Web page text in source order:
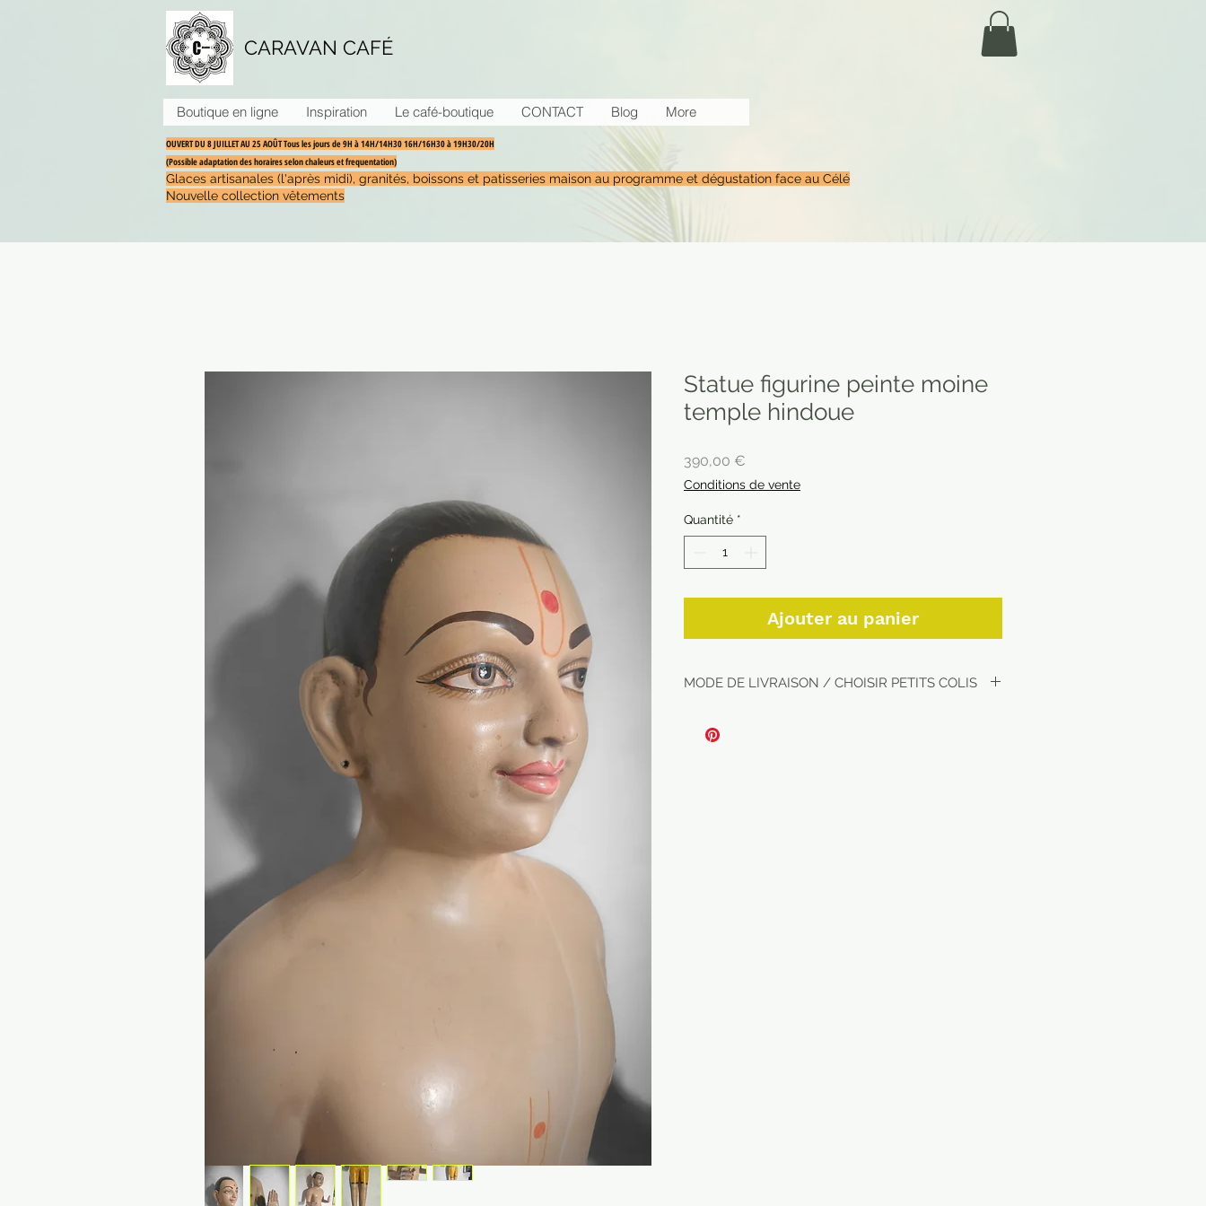
CARAVAN CAFÉ
Boutique en ligne Inspiration Le café-boutique CONTACT Blog More
OUVERT DU 8 JUILLET AU 25 AOÛT Tous les jours de 9H à 14H/14H30 16H/16H30 à 19H30/20H
(Possible adaptation des horaires selon chaleurs et frequentation)
Glaces artisanales (l'après midi), granités, boissons et patisseries maison au programme et dégustation face au Célé
Nouvelle collection vêtements
Statue figurine peinte moine
temple hindoue
390,00 €
Conditions de vente
Quantité *
Ajouter au panier
MODE DE LIVRAISON / CHOISIR PETITS COLIS